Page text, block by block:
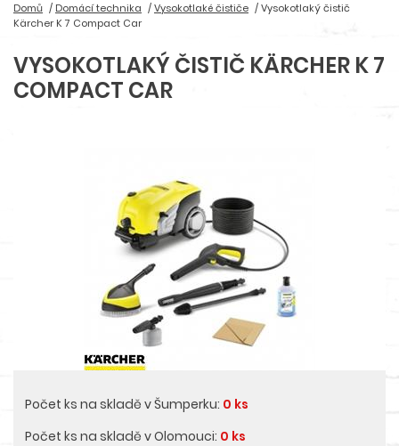
Domů Domácí technika Vysokotlaké čističe
Vysokotlaký čistič
Kärcher K 7 Compact Car
VYSOKOTLAKÝ ČISTIČ KÄRCHER K 7
COMPACT CAR
Počet ks na skladě v Šumperku: 0 ks
Počet ks na skladě v Olomouci: 0 ks